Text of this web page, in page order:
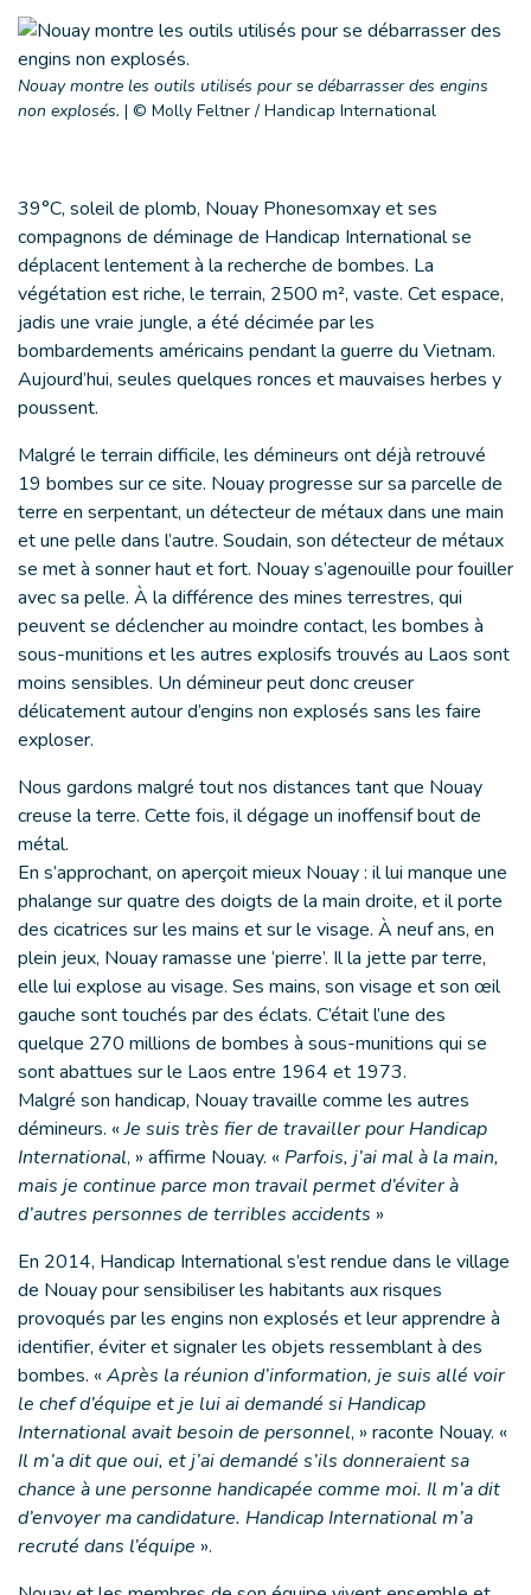
Nouay montre les outils utilisés pour se débarrasser des engins
non explosés. | © Molly Feltner / Handicap International
39°C, soleil de plomb, Nouay Phonesomxay et ses
compagnons de déminage de Handicap International se
déplacent lentement à la recherche de bombes. La
végétation est riche, le terrain, 2500 m², vaste. Cet espace,
jadis une vraie jungle, a été décimée par les
bombardements américains pendant la guerre du Vietnam.
Aujourd’hui, seules quelques ronces et mauvaises herbes y
poussent.
Malgré le terrain difficile, les démineurs ont déjà retrouvé
19 bombes sur ce site. Nouay progresse sur sa parcelle de
terre en serpentant, un détecteur de métaux dans une main
et une pelle dans l’autre. Soudain, son détecteur de métaux
se met à sonner haut et fort. Nouay s’agenouille pour fouiller
avec sa pelle. À la différence des mines terrestres, qui
peuvent se déclencher au moindre contact, les bombes à
sous-munitions et les autres explosifs trouvés au Laos sont
moins sensibles. Un démineur peut donc creuser
délicatement autour d’engins non explosés sans les faire
exploser.
Nous gardons malgré tout nos distances tant que Nouay
creuse la terre. Cette fois, il dégage un inoffensif bout de
métal.
En s’approchant, on aperçoit mieux Nouay : il lui manque une
phalange sur quatre des doigts de la main droite, et il porte
des cicatrices sur les mains et sur le visage. À neuf ans, en
plein jeux, Nouay ramasse une ‘pierre’. Il la jette par terre,
elle lui explose au visage. Ses mains, son visage et son œil
gauche sont touchés par des éclats. C’était l’une des
quelque 270 millions de bombes à sous-munitions qui se
sont abattues sur le Laos entre 1964 et 1973.
Malgré son handicap, Nouay travaille comme les autres
démineurs. «Je suis très fier de travailler pour Handicap
International, » affirme Nouay. « Parfois, j’ai mal à la main,
mais je continue parce mon travail permet d’éviter à
d’autres personnes de terribles accidents »
En 2014, Handicap International s’est rendue dans le village
de Nouay pour sensibiliser les habitants aux risques
provoqués par les engins non explosés et leur apprendre à
identifier, éviter et signaler les objets ressemblant à des
bombes. « Après la réunion d’information, je suis allé voir
le chef d’équipe et je lui ai demandé si Handicap
International avait besoin de personnel, » raconte Nouay. «
Il m’a dit que oui, et j’ai demandé s’ils donneraient sa
chance à une personne handicapée comme moi. Il m’a dit
d’envoyer ma candidature. Handicap International m’a
recruté dans l’équipe ».